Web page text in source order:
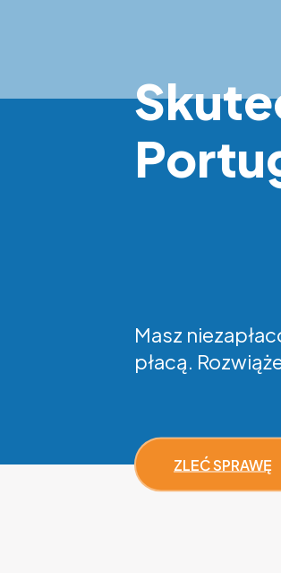
Masz
płacą.
ZLEĆ SPRAWĘ